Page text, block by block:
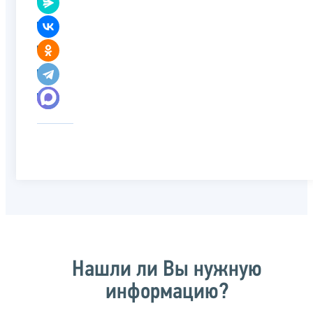
Нашли ли Вы нужную
информацию?